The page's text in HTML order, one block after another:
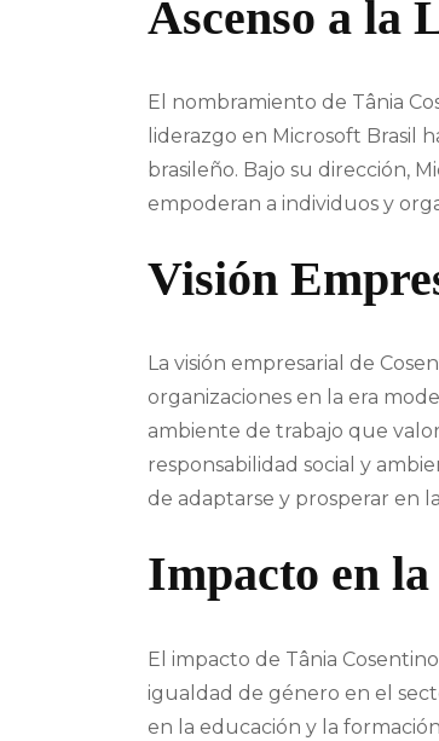
Ascenso a la
El nombramiento de Tânia
liderazgo en Microsoft Brasil
brasileño. Bajo su dirección,
empoderan a individuos y
Visión
La visión empresarial de
organizaciones en la era
ambiente de trabajo que
responsabilidad social y
de adaptarse y prosperar en
Impacto en
El impacto de Tânia
igualdad de género en el
en la educación y la